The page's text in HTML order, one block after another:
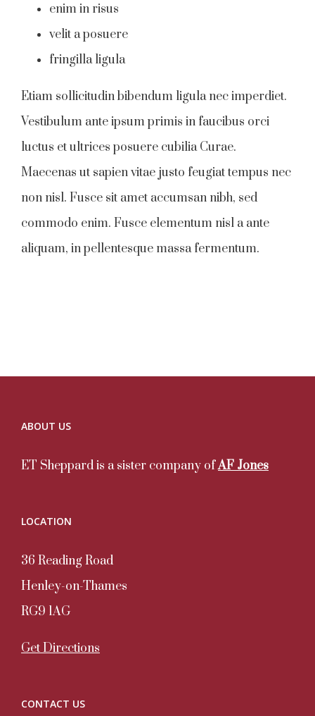
enim in risus
velit a posuere
fringilla ligula
Etiam sollicitudin bibendum ligula nec imperdiet.
Vestibulum ante ipsum primis in faucibus orci
luctus et ultrices posuere cubilia Curae.
Maecenas ut sapien vitae justo feugiat tempus nec
non nisl. Fusce sit amet accumsan nibh, sed
commodo enim. Fusce elementum nisl a ante
aliquam, in pellentesque massa fermentum.
ABOUT US
ET Sheppard is a sister company ofAF Jones
LOCATION
36 Reading Road
Henley-on-Thames
RG9 1AG
Get Directions
CONTACT US